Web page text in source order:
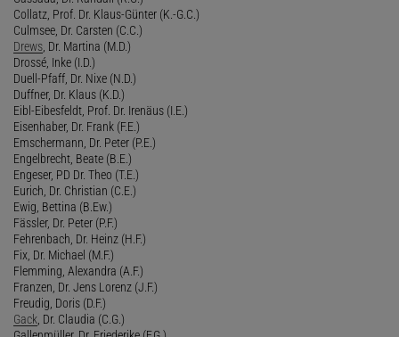
Collatz, Prof. Dr. Klaus-Günter (K.-G.C.)
Culmsee, Dr. Carsten (C.C.)
Drews , Dr. Martina (M.D.)
Drossé, Inke (I.D.)
Duell-Pfaff, Dr. Nixe (N.D.)
Duffner, Dr. Klaus (K.D.)
Eibl-Eibesfeldt, Prof. Dr. Irenäus (I.E.)
Eisenhaber, Dr. Frank (F.E.)
Emschermann, Dr. Peter (P.E.)
Engelbrecht, Beate (B.E.)
Engeser, PD Dr. Theo (T.E.)
Eurich, Dr. Christian (C.E.)
Ewig, Bettina (B.Ew.)
Fässler, Dr. Peter (P.F.)
Fehrenbach, Dr. Heinz (H.F.)
Fix, Dr. Michael (M.F.)
Flemming, Alexandra (A.F.)
Franzen, Dr. Jens Lorenz (J.F.)
Freudig, Doris (D.F.)
Gack , Dr. Claudia (C.G.)